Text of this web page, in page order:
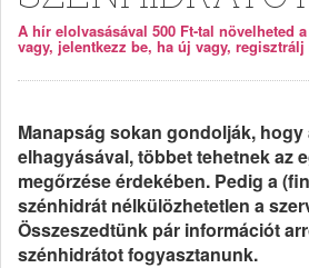
A hír elolvasásával 500 Ft-tal növelheted
vagy, jelentkezz be, ha új vagy,
Manapság sokan gondolják,
elhagyásával, többet tehetnek az
megőrzése érdekében. Pedig a
szénhidrát nélkülözhetetlen a
Összeszedtünk pár információt
szénhidrátot fogyasztanunk.